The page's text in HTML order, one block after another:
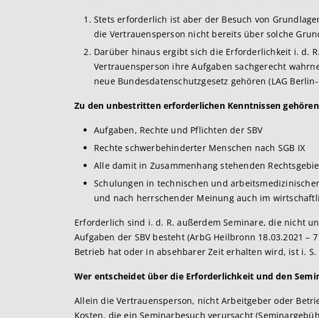
Stets erforderlich ist aber der Besuch von
die Vertrauensperson nicht bereits über solche
Darüber hinaus ergibt sich die Erforderlichkeit i. d.
Vertrauensperson ihre Aufgaben sachgerecht
neue Bundesdatenschutzgesetz gehören (LAG
Zu den unbestritten erforderlichen Kenntnissen
Aufgaben, Rechte und Pflichten der SBV
Rechte schwerbehinderter Menschen nach SGB IX
Alle damit in Zusammenhang stehenden
Schulungen in technischen und
und nach herrschender Meinung auch im
Erforderlich sind i. d. R. außerdem Seminare, die nicht
Aufgaben der SBV besteht (ArbG Heilbronn 18.03.2021 –
Betrieb hat oder in absehbarer Zeit erhalten wird, ist i.
Wer entscheidet über die Erforderlichkeit und den
Allein die Vertrauensperson, nicht Arbeitgeber oder
Kosten, die ein Seminarbesuch verursacht